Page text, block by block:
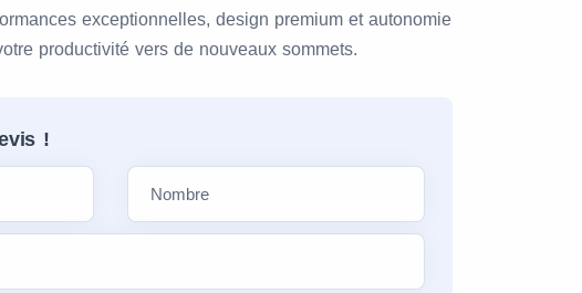
exceptionnelles, design premium et autonomie
productivité vers de nouveaux sommets.
!